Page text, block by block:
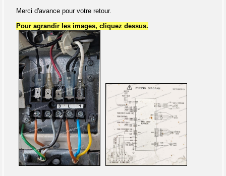
Merci d'avance pour votre retour.
Pour agrandir les images, cliquez dessus.